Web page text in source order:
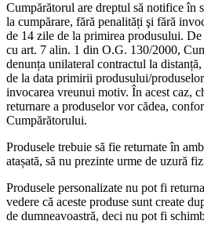
Cumpărătorul are dreptul să notifice în
la cumpărare, fără penalități şi fără
de 14 zile de la primirea produsului.
cu art. 7 alin. 1 din O.G. 130/2000,
denunța unilateral contractul la
de la data primirii produsului/
invocarea vreunui motiv. În acest caz,
returnare a produselor vor cădea,
Cumpărătorului.
Produsele trebuie să fie returnate în
atașată, să nu prezinte urme de uzură
Produsele personalizate nu pot fi
vedere că aceste produse sunt create
de dumneavoastră, deci nu pot fi